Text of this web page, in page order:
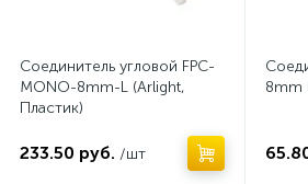
Соединитель угловой FPC-
MONO-8mm-L (Arlight,
Пластик)
233.50 руб. /шт
8mm